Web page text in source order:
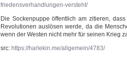
friedensverhandlungen-versteht/
Die Socken­pup­pe öffent­lich am zitie­ren,
Revo­lu­tio­nen aus­lö­sen wer­de, da die
wenn der Wes­ten nicht mehr für sei­nen Krieg
src: https://harlekin.me/allgemein/4783/